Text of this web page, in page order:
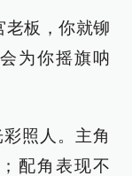
老板，你就铆
为你摇旗呐
照人。主角
配角表现不